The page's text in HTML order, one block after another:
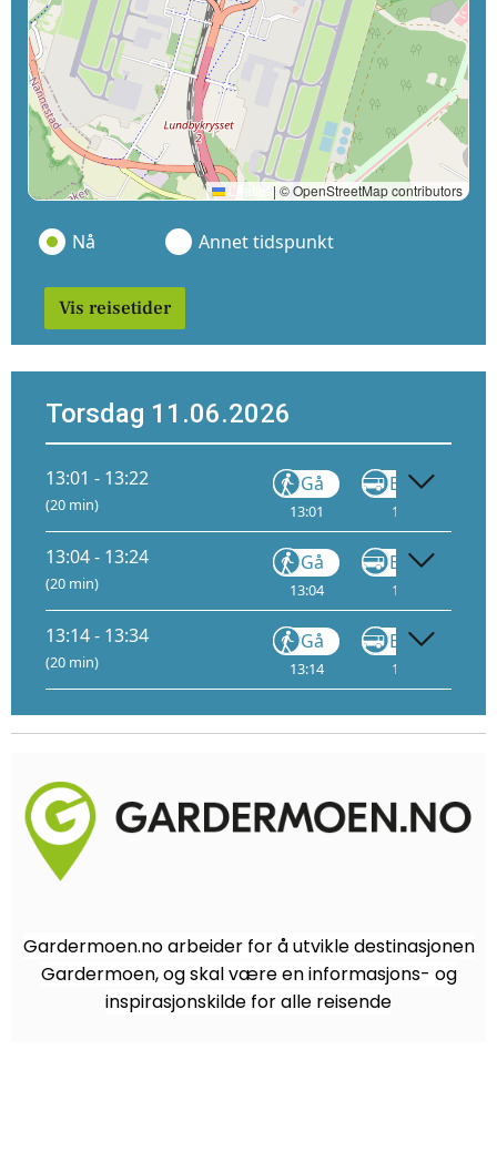
Leaflet | © OpenStreetMap contributors
Nå Annet tidspunkt
Vis reisetider
Torsdag 11.06.2026
13:01 - 13:22
(20 min)
Gå
13:01
Buss
13:03
13:04 - 13:24
(20 min)
Gå
13:04
Buss
13:06
13:14 - 13:34
(20 min)
Gå
13:14
Buss
13:16
Gardermoen.no arbeider for å utvikle destinasjonen
Gardermoen, og skal være en informasjons- og
inspirasjonskilde for alle reisende